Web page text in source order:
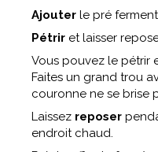
Ajouter le pré
Pétrir et laisser
Vous pouvez le pétrir
Faites un grand trou
couronne ne se brise
Laissez reposer
endroit chaud.